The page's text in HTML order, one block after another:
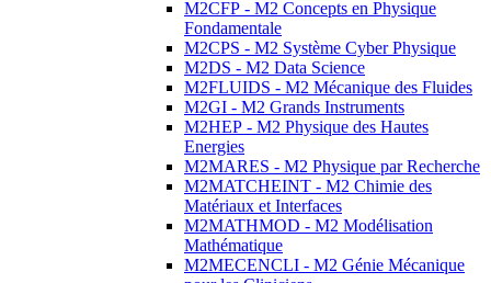
M2CFP - M2 Concepts en Physique
Fondamentale
M2CPS - M2 Système Cyber Physique
M2DS - M2 Data Science
M2FLUIDS - M2 Mécanique des Fluides
M2GI - M2 Grands Instruments
M2HEP - M2 Physique des Hautes
Energies
M2MARES - M2 Physique par Recherche
M2MATCHEINT - M2 Chimie des
Matériaux et Interfaces
M2MATHMOD - M2 Modélisation
Mathématique
M2MECENCLI - M2 Génie Mécanique